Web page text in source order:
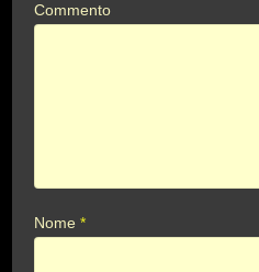
Commento
Nome*